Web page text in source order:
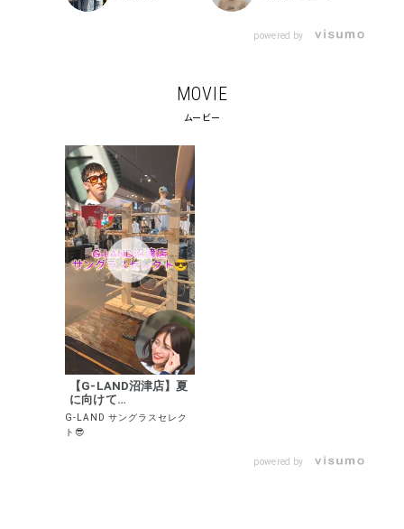
powered by
MOVIE
ムービー
【G-LAND沼津店】夏
に向けて…
G-LAND サングラスセレク
ト😎
powered by